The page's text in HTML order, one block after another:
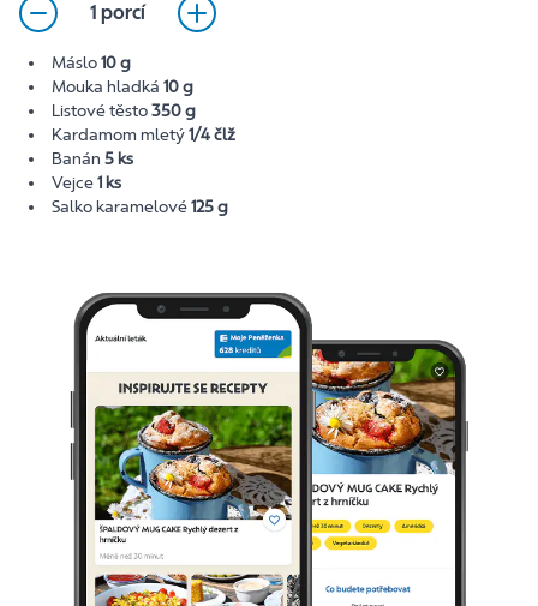
1 porcí
Máslo10 g
Mouka hladká 10 g
Listové těsto350 g
Kardamom mletý1/4 člž
Banán 5 ks
Vejce1 ks
Salko karamelové125 g